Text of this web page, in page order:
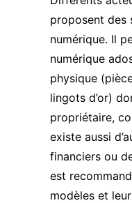
proposent des
numérique. Il
numérique
physique
lingots d’or)
propriétaire,
existe aussi
financiers ou
est
modèles et